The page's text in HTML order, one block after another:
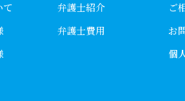
て
弁護士紹介
弁護士費用
ご
お
個